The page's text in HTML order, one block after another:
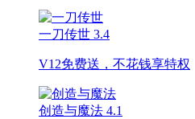
一刀传世 3.4
V12免费送，不花钱享特权
创造与魔法 4.1